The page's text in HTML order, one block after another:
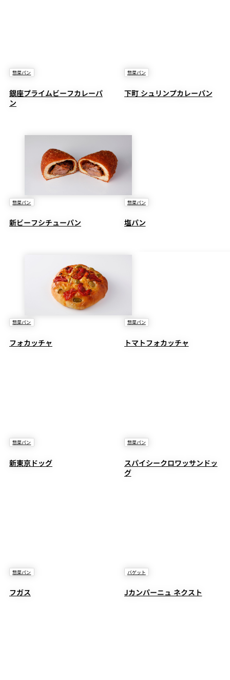
惣菜パン
銀座プライムビーフカレーパ
ン
惣菜パン
下町 シュリンプカレーパン
惣菜パン
新ビーフシチューパン
惣菜パン
塩パン
惣菜パン
フォカッチャ
惣菜パン
トマトフォカッチャ
惣菜パン
新東京ドッグ
惣菜パン
スパイシークロワッサンドッ
グ
惣菜パン
フガス
バゲット
Jカンパーニュ ネクスト